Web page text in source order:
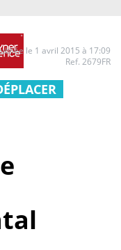
le 1 avril 2015 à 17:09
Ref. 2679FR